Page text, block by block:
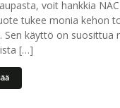
voit hankkia
tukee monia kehon
Sen käyttö on suosittua
[…]